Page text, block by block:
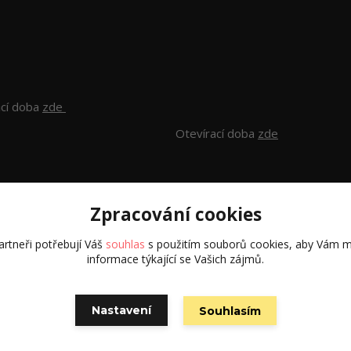
doba zde
Otevírací doba zde
Všechna práva vyhrazena S.G.E.C s.r.o. 2024
Zpracování cookies
potřebují Váš souhlas s použitím souborů cookies, aby Vám
informace týkající se Vašich zájmů.
Nastavení Souhlasím